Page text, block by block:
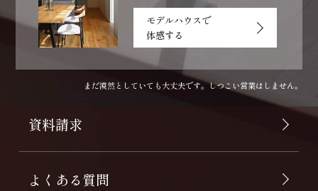
モデルハウスで
体感する
まだ漠然としていても大丈夫です。しつこい営業はしません。
資料請求
よくある質問